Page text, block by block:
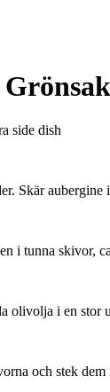
side dish
Skär
i tunna skivor,
olivolja i en stor
och stek